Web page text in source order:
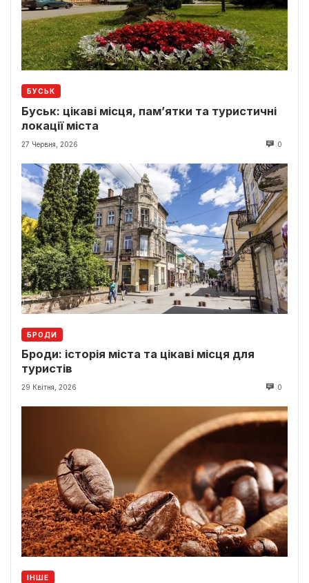
БУСЬК
Буськ: цікаві місця, пам’ятки та туристичні
локації міста
27 Червня, 2026 0
БРОДИ
Броди: історія міста та цікаві місця для
туристів
29 Квітня, 2026 0
ІНШЕ